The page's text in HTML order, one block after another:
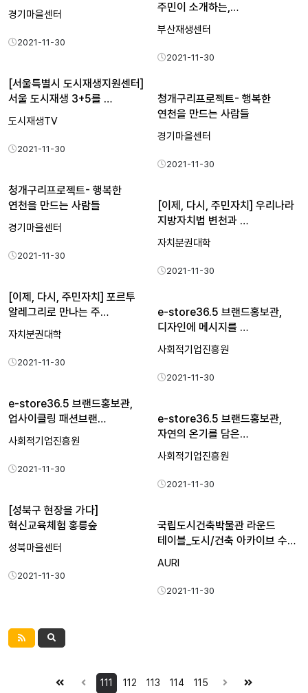
경기마을센터
2021-11-30
주민이 소개하는,…
부산재생센터
2021-11-30
[서울특별시 도시재생지원센터]
서울 도시재생 3+5를 …
도시재생TV
2021-11-30
청개구리프로젝트- 행복한
연천을 만드는 사람들
경기마을센터
2021-11-30
청개구리프로젝트- 행복한
연천을 만드는 사람들
경기마을센터
2021-11-30
[이제, 다시, 주민자치] 우리나라
지방자치법 변천과 …
자치분권대학
2021-11-30
[이제, 다시, 주민자치] 포르투
알레그리로 만나는 주…
자치분권대학
2021-11-30
e-store36.5 브랜드홍보관,
디자인에 메시지를 …
사회적기업진흥원
2021-11-30
e-store36.5 브랜드홍보관,
업사이클링 패션브랜…
사회적기업진흥원
2021-11-30
e-store36.5 브랜드홍보관,
자연의 온기를 담은…
사회적기업진흥원
2021-11-30
[성북구 현장을 가다]
혁신교육체험 홍릉숲
성북마을센터
2021-11-30
국립도시건축박물관 라운드
테이블_도시/건축 아카이브 수…
AURI
2021-11-30
111 112 113 114 115